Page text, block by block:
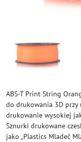
ABS-T Print String
do drukowania 3D przy
drukowanie wysokiej
Sznurki drukowane
jako „Plastics Mladeč